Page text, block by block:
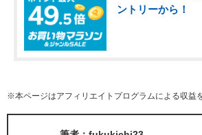
ントリーから！
※本ページはアフィリエイトプログラムによる収益